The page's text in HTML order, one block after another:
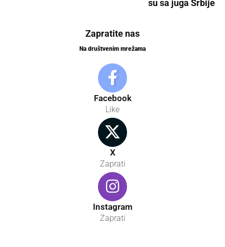
su sa juga Srbije
Zapratite nas
Na društvenim mrežama
Facebook
Like
X
Zaprati
Instagram
Zaprati